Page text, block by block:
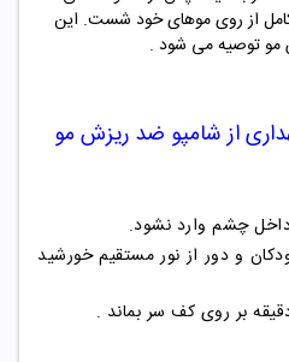
کامل از روی موهای خود شست. این
مو توصیه می شود .
ازشامپو ضد ریزش مو
چشم وارد نشود.
و دور از نور مستقیم خورشید
بر روی کف سر بماند .